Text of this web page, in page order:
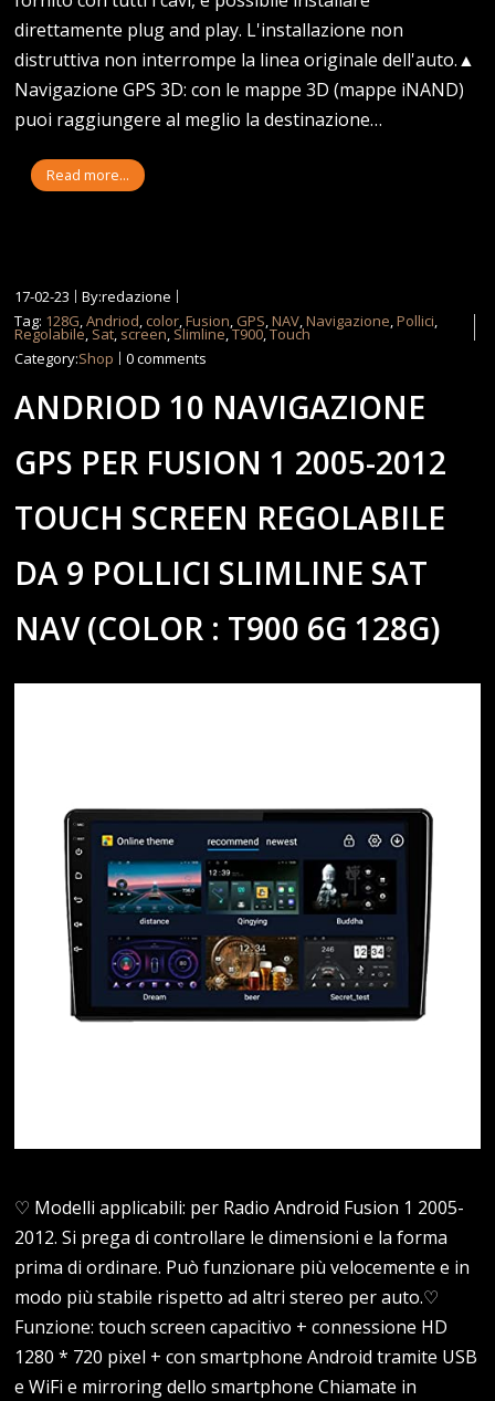
direttamente plug and play. L'installazione non
distruttiva non interrompe la linea originale dell'auto.▲
Navigazione GPS 3D: con le mappe 3D (mappe iNAND)
puoi raggiungere al meglio la destinazione…
Read more...
17-02-23
By:redazione
Tag: 128G,Andriod, color,Fusion, GPS,NAV,Navigazione,Pollici,
Regolabile, Sat, screen, Slimline,T900,Touch
Category:Shop 0 comments
ANDRIOD 10 NAVIGAZIONE
GPS PER FUSION 1 2005-2012
TOUCH SCREEN REGOLABILE
DA 9 POLLICI SLIMLINE SAT
NAV (COLOR : T900 6G 128G)
♡ Modelli applicabili: per Radio Android Fusion 1 2005-
2012. Si prega di controllare le dimensioni e la forma
prima di ordinare. Può funzionare più velocemente e in
modo più stabile rispetto ad altri stereo per auto.♡
Funzione: touch screen capacitivo + connessione HD
1280 * 720 pixel + con smartphone Android tramite USB
e WiFi e mirroring dello smartphone Chiamate in